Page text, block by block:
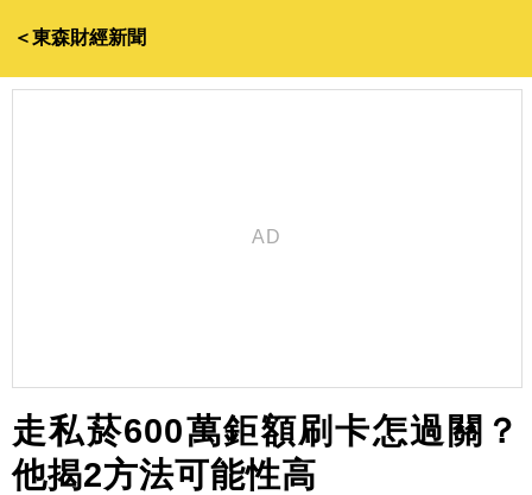
＜東森財經新聞
走私菸600萬鉅額刷卡怎過關？
他揭2方法可能性高